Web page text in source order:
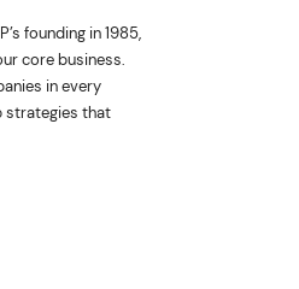
founding in 1985,
core business.
in every
strategies that